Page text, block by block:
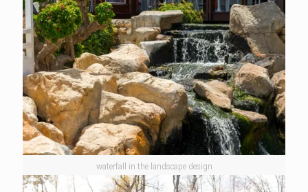
waterfall in the landscape design